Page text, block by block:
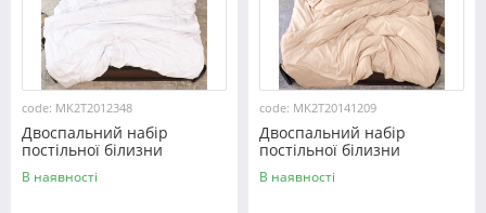
code: MK2T2012348
Двоспальний набір
постільної білизни
180*220 із мікрофібри
№2012348 Черешенка™
В наявності
code: MK2T20141209
Двоспальний набір
постільної білизни
180*220 із мікрофібри
№20141209 Черешенка™
В наявності